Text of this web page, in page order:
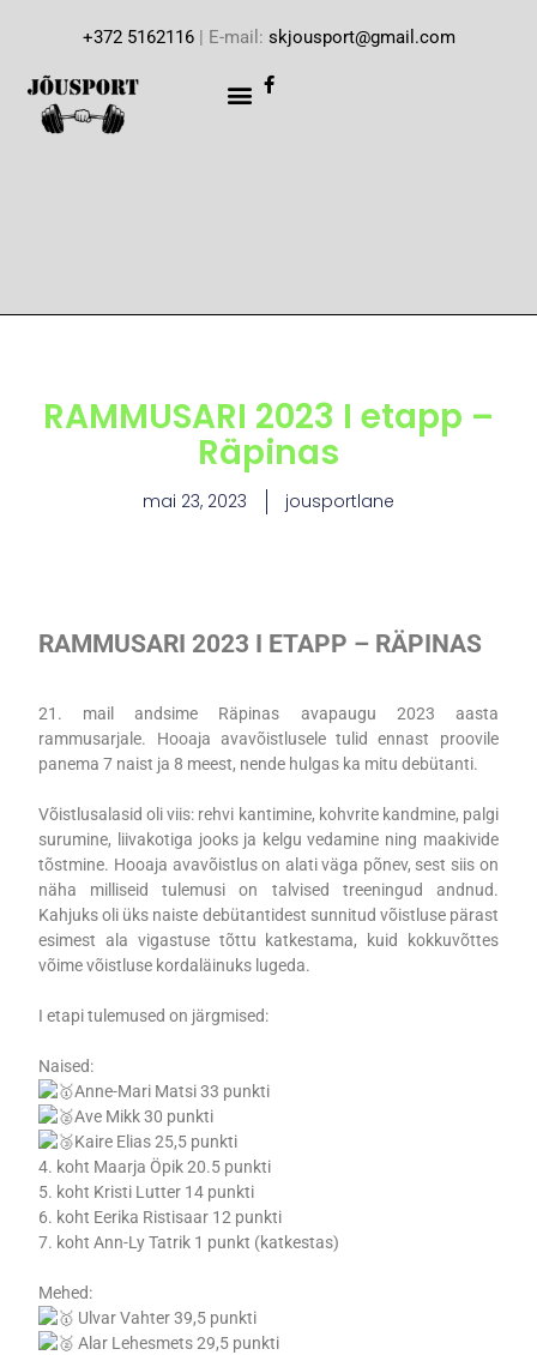
+372 5162116| E-mail: skjousport@gmail.com
RAMMUSARI 2023 I etapp –
Räpinas
mai 23, 2023 jousportlane
RAMMUSARI 2023 I ETAPP – RÄPINAS
21. mail andsime Räpinas avapaugu 2023 aasta
rammusarjale. Hooaja avavõistlusele tulid ennast proovile
panema 7 naist ja 8 meest, nende hulgas ka mitu debütanti.
Võistlusalasid oli viis: rehvi kantimine, kohvrite kandmine, palgi
surumine, liivakotiga jooks ja kelgu vedamine ning maakivide
tõstmine. Hooaja avavõistlus on alati väga põnev, sest siis on
näha milliseid tulemusi on talvised treeningud andnud.
Kahjuks oli üks naiste debütantidest sunnitud võistluse pärast
esimest ala vigastuse tõttu katkestama, kuid kokkuvõttes
võime võistluse kordaläinuks lugeda.
I etapi tulemused on järgmised:
Naised:
Anne-Mari Matsi 33 punkti
Ave Mikk 30 punkti
Kaire Elias 25,5 punkti
4. koht Maarja Öpik 20.5 punkti
5. koht Kristi Lutter 14 punkti
6. koht Eerika Ristisaar 12 punkti
7. koht Ann-Ly Tatrik 1 punkt (katkestas)
Mehed:
Ulvar Vahter 39,5 punkti
Alar Lehesmets 29,5 punkti